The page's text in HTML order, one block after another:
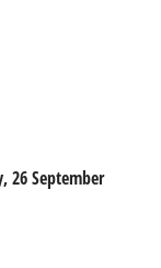
26 September